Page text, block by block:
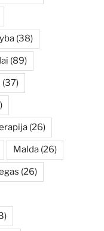
(38)
(89)
(37)
(26)
Malda (26)
(26)